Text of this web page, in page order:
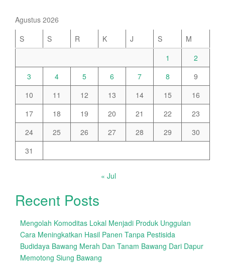
Agustus 2026
S
S R K J S
M
1
2
3
4 5 6 7 8
9
10
11 12 13 14 15
16
17
18 19 20 21 22
23
24
25 26 27 28 29
30
31
« Jul
Recent Posts
Mengolah Komoditas Lokal Menjadi Produk Unggulan
Cara Meningkatkan Hasil Panen Tanpa Pestisida
Budidaya Bawang Merah Dan Tanam Bawang Dari Dapur
Memotong Siung Bawang